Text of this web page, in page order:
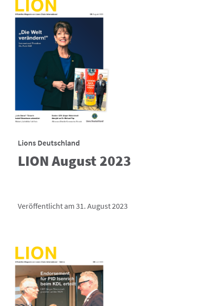
Lions Deutschland
LION August 2023
Veröffentlicht am 31. August 2023